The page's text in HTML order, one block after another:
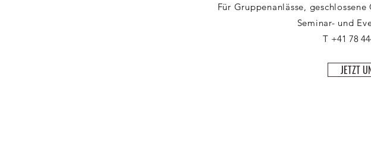
Für Gruppenanlässe,
Seminar- und
T +41 78
JETZT